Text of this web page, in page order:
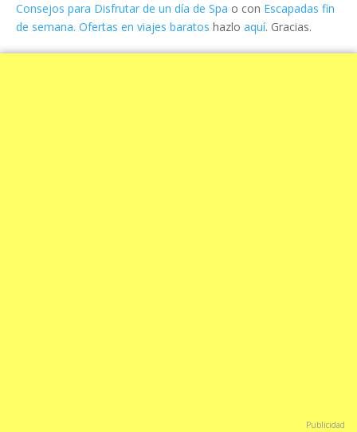
Consejos para Disfrutar de un día de Spa o con Escapadas fin
de semana. Ofertas en viajes baratos hazlo aquí. Gracias.
Publicidad